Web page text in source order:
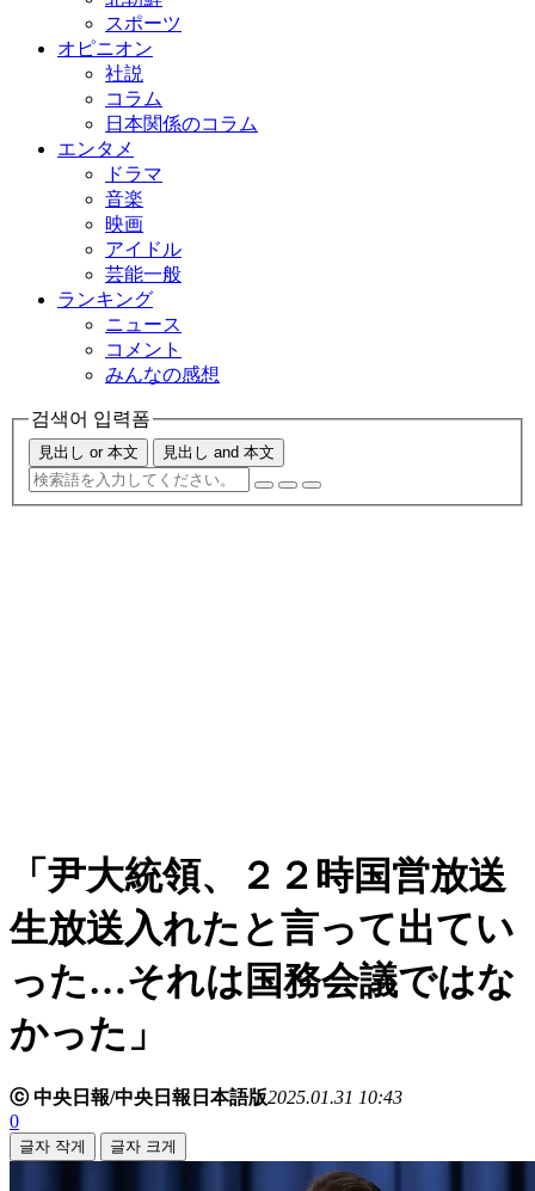
スポーツ
オピニオン
社説
コラム
日本関係のコラム
エンタメ
ドラマ
音楽
映画
アイドル
芸能一般
ランキング
ニュース
コメント
みんなの感想
검색어 입력폼
見出し or 本文 見出し and 本文
「尹大統領、２２時国営放送
生放送入れたと言って出てい
った…それは国務会議ではな
かった」
ⓒ 中央日報/中央日報日本語版2025.01.31 10:43
0
글자 작게 글자 크게